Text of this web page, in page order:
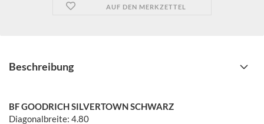
AUF DEN MERKZETTEL
Beschreibung
BF GOODRICH SILVERTOWN SCHWARZ
Diagonalbreite: 4.80